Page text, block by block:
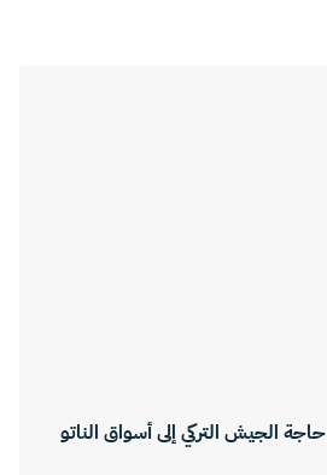
الجيش التركي إلى أسواق الناتو